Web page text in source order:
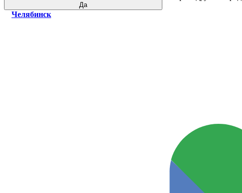
Да
Челябинск